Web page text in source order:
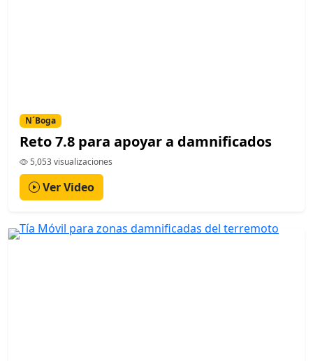
N´Boga
Reto 7.8 para apoyar a damnificados
5,053 visualizaciones
Ver Video